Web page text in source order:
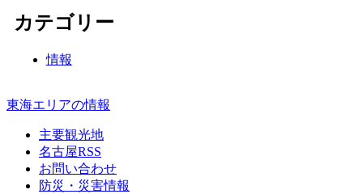
カテゴリー
情報
東海エリアの情報
主要観光地
名古屋RSS
お問い合わせ
防災・災害情報